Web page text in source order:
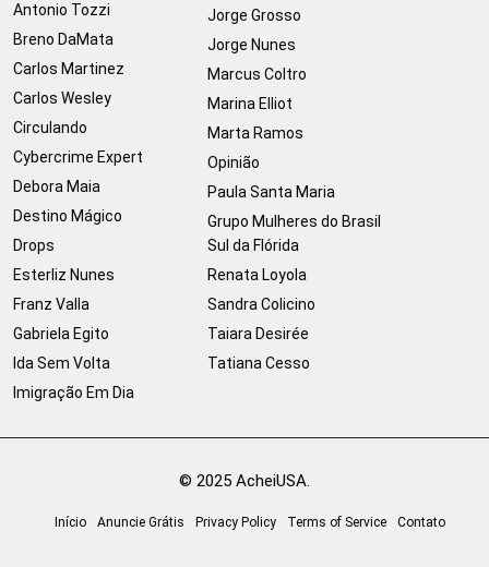
Antonio Tozzi
Breno DaMata
Carlos Martinez
Carlos Wesley
Circulando
Cybercrime Expert
Debora Maia
Destino Mágico
Drops
Esterliz Nunes
Franz Valla
Gabriela Egito
Ida Sem Volta
Imigração Em Dia
Jorge Grosso
Jorge Nunes
Marcus Coltro
Marina Elliot
Marta Ramos
Opinião
Paula Santa Maria
Grupo Mulheres do Brasil
Sul da Flórida
Renata Loyola
Sandra Colicino
Taiara Desirée
Tatiana Cesso
© 2025 AcheiUSA.
Início Anuncie Grátis Privacy Policy Terms of Service Contato